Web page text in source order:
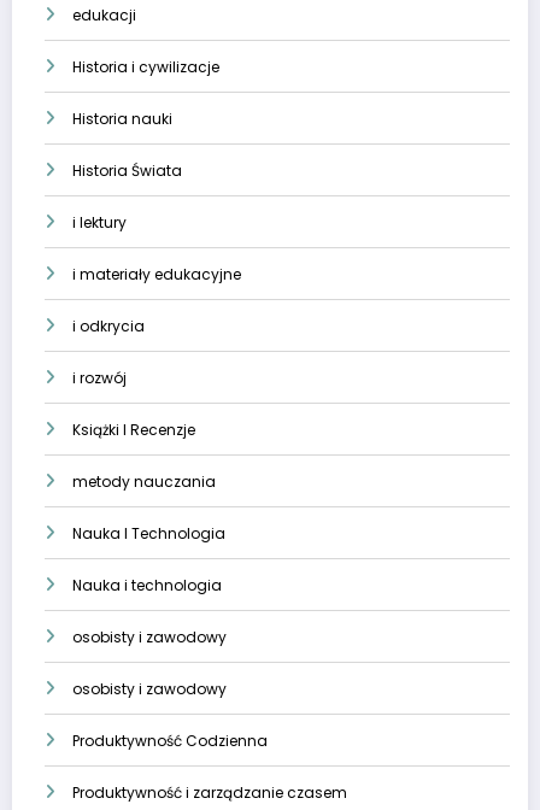
edukacji
Historia i cywilizacje
Historia nauki
Historia Świata
i lektury
i materiały edukacyjne
i odkrycia
i rozwój
Książki I Recenzje
metody nauczania
Nauka I Technologia
Nauka i technologia
osobisty i zawodowy
osobisty i zawodowy
Produktywność Codzienna
Produktywność i zarządzanie czasem